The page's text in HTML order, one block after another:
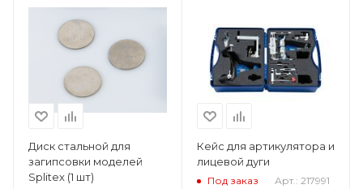
Диск стальной для
загипсовки моделей
Splitex (1 шт)
Кейс для артикулятора и
лицевой дуги
Под заказ Арт.: 217991